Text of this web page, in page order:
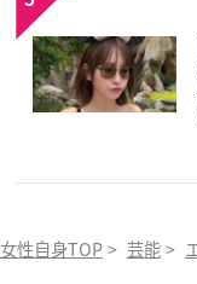
女性自身TOP > 芸能 >